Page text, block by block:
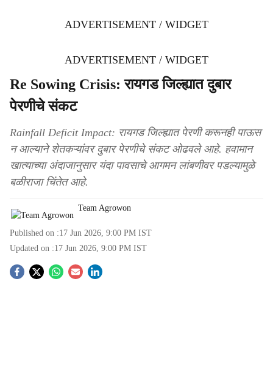
ADVERTISEMENT / WIDGET
ADVERTISEMENT / WIDGET
Re Sowing Crisis: रायगड जिल्ह्यात दुबार
पेरणीचे संकट
Rainfall Deficit Impact: रायगड जिल्ह्यात पेरणी करूनही पाऊस
न आल्याने शेतकऱ्यांवर दुबार पेरणीचे संकट ओढवले आहे. हवामान
खात्याच्या अंदाजानुसार यंदा पावसाचे आगमन लांबणीवर पडल्यामुळे
बळीराजा चिंतेत आहे.
Team Agrowon
Published on :17 Jun 2026, 9:00 PM IST
Updated on :17 Jun 2026, 9:00 PM IST
S